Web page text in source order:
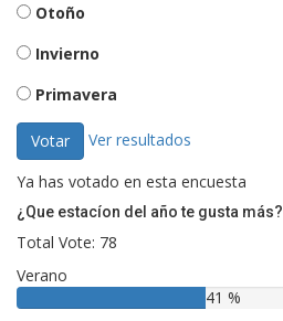
Otoño
Invierno
Primavera
Votar Ver resultados
Ya has votado en esta encuesta
¿Que estacíon del año te gusta más?
Total Vote: 78
Verano
41 %